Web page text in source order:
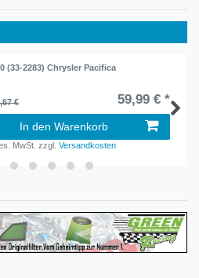
(33-2283) Chrysler Pacifica
€ 59,99 € *
In den Warenkorb
MwSt. zzgl.Versandkosten